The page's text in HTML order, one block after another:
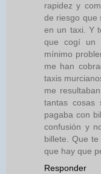
rapidez y
de riesgo que
en un taxi. Y
que cogí un
mínimo
me han
taxis
me
tantas
pagaba con
confusión y
billete. Que
que hay que
Responder